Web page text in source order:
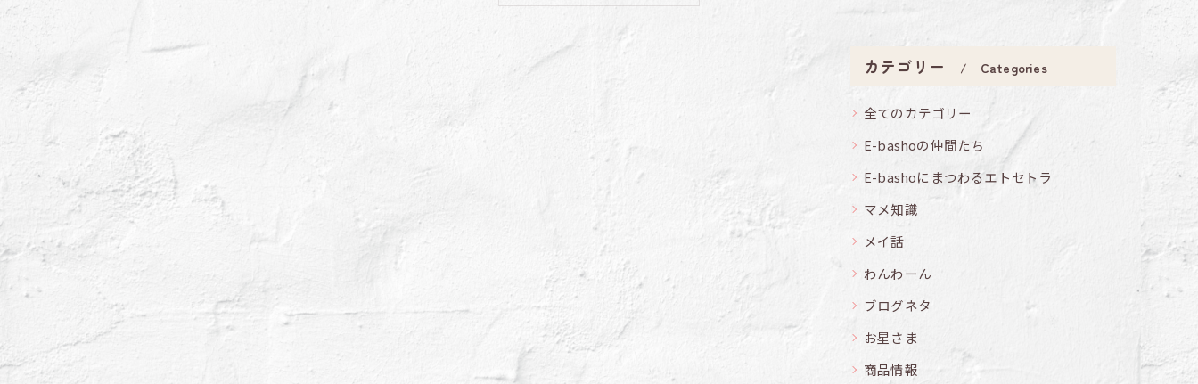
カテゴリー Categories
全てのカテゴリー
E-bashoの仲間たち
E-bashoにまつわるエトセトラ
マメ知識
メイ話
わんわーん
ブログネタ
お星さま
商品情報